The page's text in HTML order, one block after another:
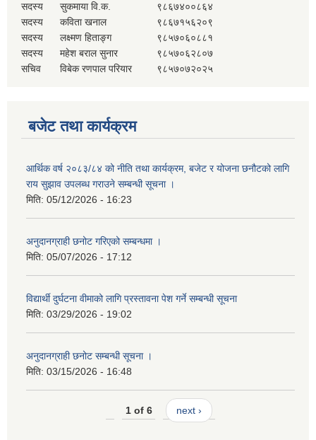
सदस्य
सुकमाया वि.क.
९८६७४००८६४
सदस्य
कविता खनाल
९८६७१५६२०९
सदस्य
लक्ष्मण हिताङ्ग
९८५७०६०८८१
सदस्य
महेश बराल सुनार
९८५७०६२८०७
सचिव
विबेक रणपाल परियार ९८५७०७२०२५
बजेट तथा कार्यक्रम
आर्थिक वर्ष २०८३/८४ को नीति तथा कार्यक्रम, बजेट र योजना छनौटको लागि
राय सुझाव उपलब्ध गराउने सम्बन्धी सूचना ।
मिति: 05/12/2026 - 16:23
अनुदानग्राही छनोट गरिएको सम्बन्धमा ।
मिति: 05/07/2026 - 17:12
विद्यार्थी दुर्घटना वीमाको लागि प्रस्तावना पेश गर्ने सम्बन्धी सूचना
मिति: 03/29/2026 - 19:02
अनुदानग्राही छनोट सम्बन्धी सूचना ।
मिति: 03/15/2026 - 16:48
1 of 6 next ›